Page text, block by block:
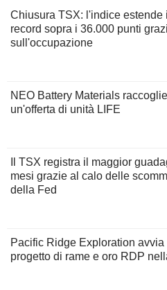
Chiusura TSX: l'indice estende
record sopra i 36.000 punti
sull'occupazione
NEO Battery Materials
un'offerta di unità LIFE
Il TSX registra il maggior
mesi grazie al calo delle
della Fed
Pacific Ridge Exploration avvia
progetto di rame e oro RDP